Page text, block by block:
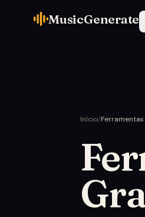
MusicGenerate
Início/